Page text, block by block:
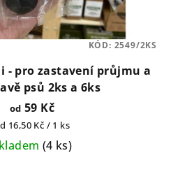
- pro zastavení průjmu a
psů 2ks a 6ks
od 59 Kč
16,50 Kč / 1 ks
(4 ks)
KÓD: 2549/2KS